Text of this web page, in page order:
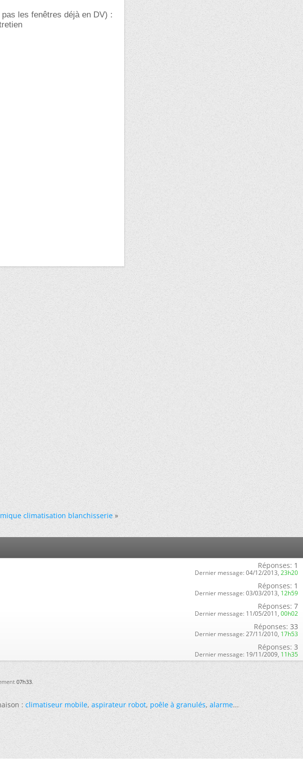
les fenêtres déjà en DV) :
climatisation blanchisserie »
Réponses: 1
Dernier message: 04/12/2013, 23h20
Réponses: 1
Dernier message: 03/03/2013, 12h59
Réponses: 7
Dernier message: 11/05/2011, 00h02
Réponses: 33
Dernier message: 27/11/2010, 17h53
Réponses: 3
Dernier message: 19/11/2009, 11h35
07h33.
:climatiseur mobile,aspirateur robot,poêle à granulés,alarme...